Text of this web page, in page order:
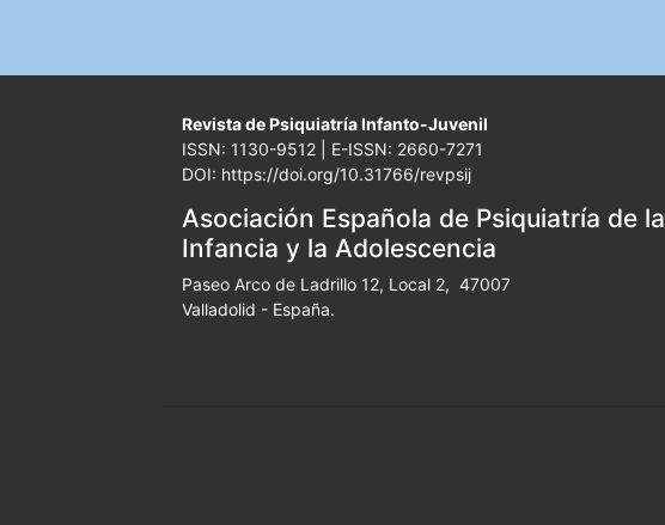
Revista de Psiquiatría Infanto-Juvenil
ISSN: 1130-9512 | E-ISSN: 2660-7271
DOI: https://doi.org/10.31766/revpsij
Asociación Española de Psiquiatría de la
Infancia y la Adolescencia
Paseo Arco de Ladrillo 12, Local 2, 47007
Valladolid - España.